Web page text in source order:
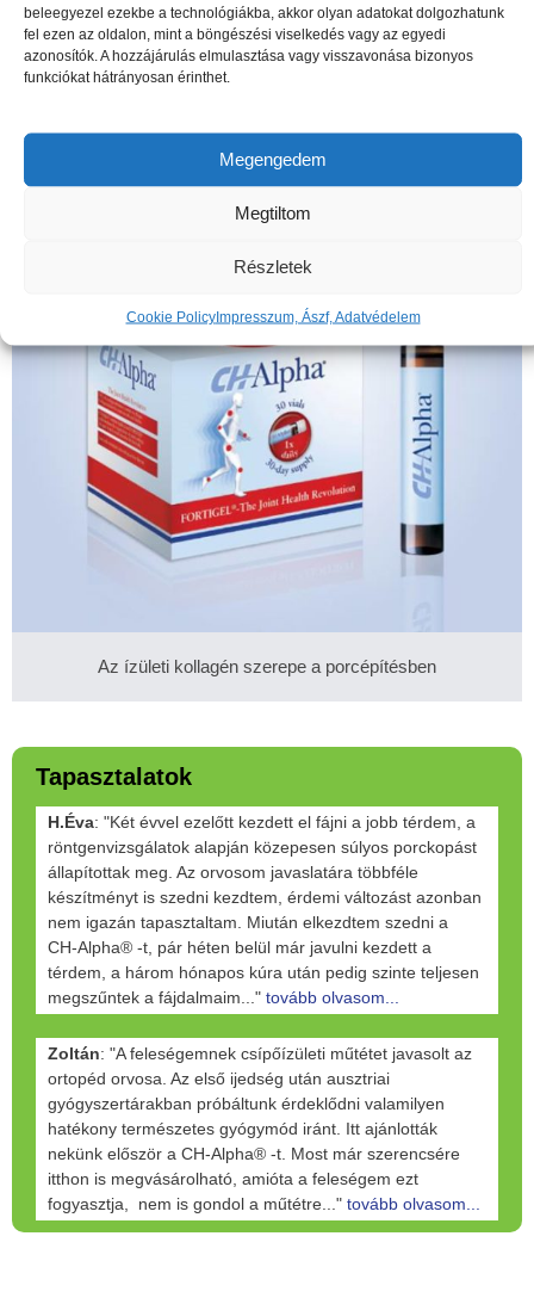
beleegyezel ezekbe a technológiákba, akkor olyan adatokat dolgozhatunk
fel ezen az oldalon, mint a böngészési viselkedés vagy az egyedi
azonosítók. A hozzájárulás elmulasztása vagy visszavonása bizonyos
funkciókat hátrányosan érinthet.
Megengedem
Megtiltom
Részletek
Cookie PolicyImpresszum, Ászf, Adatvédelem
A csontritkulás veszélyei
Az ízületi kollagén szerepe a porcépítésben
Tapasztalatok
H.Éva: "Két évvel ezelőtt kezdett el fájni a jobb térdem, a
röntgenvizsgálatok alapján közepesen súlyos porckopást
állapítottak meg. Az orvosom javaslatára többféle
készítményt is szedni kezdtem, érdemi változást azonban
nem igazán tapasztaltam. Miután elkezdtem szedni a
CH-Alpha® -t, pár héten belül már javulni kezdett a
térdem, a három hónapos kúra után pedig szinte teljesen
megszűntek a fájdalmaim..." tovább olvasom...
Zoltán: "A feleségemnek csípőízületi műtétet javasolt az
ortopéd orvosa. Az első ijedség után ausztriai
gyógyszertárakban próbáltunk érdeklődni valamilyen
hatékony természetes gyógymód iránt. Itt ajánlották
nekünk először a CH-Alpha® -t. Most már szerencsére
itthon is megvásárolható, amióta a feleségem ezt
fogyasztja, nem is gondol a műtétre..." tovább olvasom...